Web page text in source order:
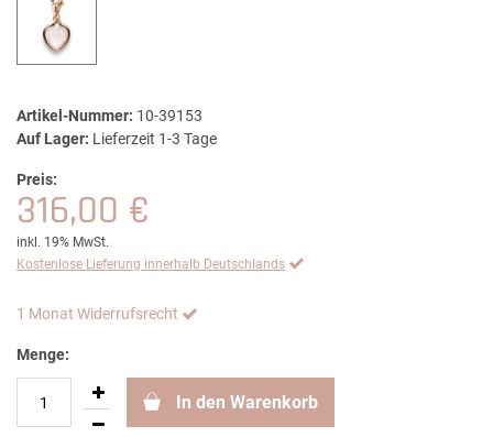
Artikel-Nummer: 10-39153
Auf Lager: Lieferzeit 1-3 Tage
Preis:
316,00 €
inkl. 19% MwSt.
Kostenlose Lieferung innerhalb Deutschlands
1 Monat Widerrufsrecht
Menge:
In den Warenkorb